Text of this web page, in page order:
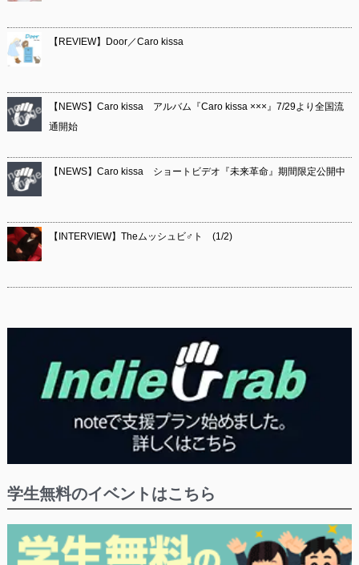
【REVIEW】Door／Caro kissa
【NEWS】Caro kissa アルバム『Caro kissa ×××』7/29より全国流
通開始
【NEWS】Caro kissa ショートビデオ『未来革命』期間限定公開中
【INTERVIEW】Theムッシュビ♂ト (1/2)
学生無料のイベントはこちら